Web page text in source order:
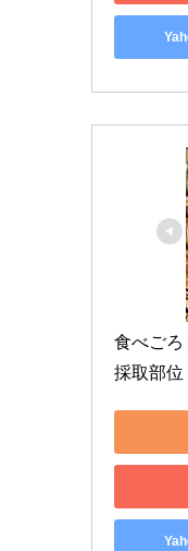
食べごろ
採取部位